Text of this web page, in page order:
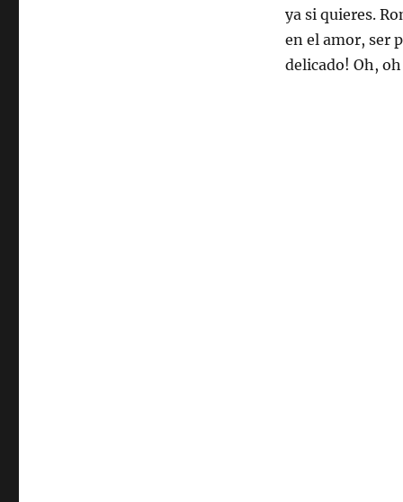
ya si quieres.
en el amor, ser
delicado! Oh,